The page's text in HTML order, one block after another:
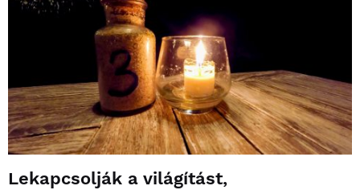
Lekapcsolják a világítást,